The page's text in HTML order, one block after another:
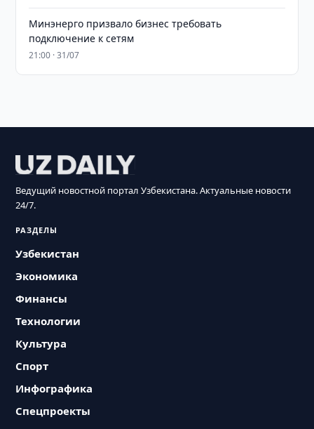
Минэнерго призвало бизнес требовать
подключение к сетям
21:00 · 31/07
Ведущий новостной портал Узбекистана. Актуальные новости
24/7.
РАЗДЕЛЫ
Узбекистан
Экономика
Финансы
Технологии
Культура
Спорт
Инфографика
Спецпроекты